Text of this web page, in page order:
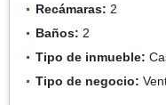
Recámaras: 2
Baños: 2
Tipo de inmueble:
Tipo de negocio: